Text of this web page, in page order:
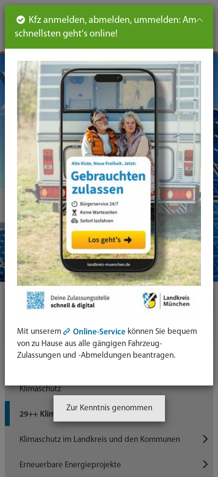
DE
Themen
Energie & Klimaschutz
Klimaschutzerklärung 29++
Klimaschutz
29++ Klima. Energie. Initiative.
Klimaschutz im Landkreis und den Kommunen
Erneuerbare Energieprojekte
Seiteninhalt
Hauptnavigation
Seitennavigation
leichte
Sprache
Kfz anmelden, abmelden, ummelden: Am
schnellsten geht's online!
Mit unserem Online-Service können Sie bequem
von zu Hause aus alle gängigen Fahrzeug-
Zulassungen und -Abmeldungen beantragen.
Zur Kenntnis genommen